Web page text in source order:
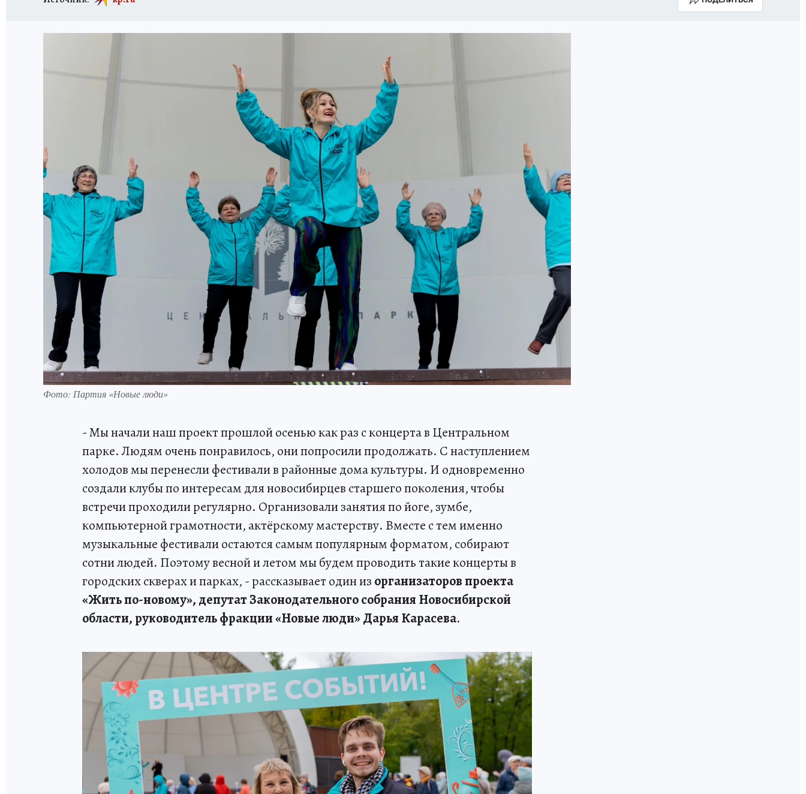
Фото: Партия «Новые люди»
- Мы начали наш проект прошлой осенью как раз с концерта в Центральном
парке. Людям очень понравилось, они попросили продолжать. С наступлением
холодов мы перенесли фестивали в районные дома культуры. И одновременно
создали клубы по интересам для новосибирцев старшего поколения, чтобы
встречи проходили регулярно. Организовали занятия по йоге, зумбе,
компьютерной грамотности, актёрскому мастерству. Вместе с тем именно
музыкальные фестивали остаются самым популярным форматом, собирают
сотни людей. Поэтому весной и летом мы будем проводить такие концерты в
городских скверах и парках, - рассказывает один из организаторов проекта
«Жить по-новому», депутат Законодательного собрания Новосибирской
области, руководитель фракции «Новые люди» Дарья Карасева.